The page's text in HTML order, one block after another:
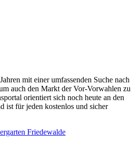
mit einer umfassenden Suche nach
auch den Markt der Vor-Vorwahlen zu
orientiert sich noch heute an den
ist für jeden kostenlos und sicher
Friedewalde